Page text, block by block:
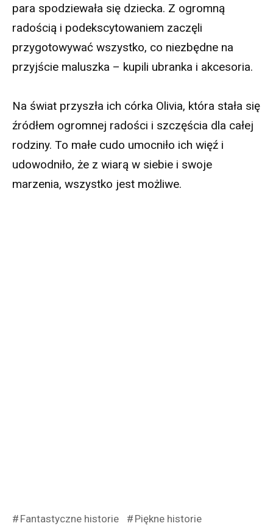
para spodziewała się dziecka. Z ogromną
radością i podekscytowaniem zaczęli
przygotowywać wszystko, co niezbędne na
przyjście maluszka – kupili ubranka i akcesoria.
Na świat przyszła ich córka Olivia, która stała się
źródłem ogromnej radości i szczęścia dla całej
rodziny. To małe cudo umocniło ich więź i
udowodniło, że z wiarą w siebie i swoje
marzenia, wszystko jest możliwe.
Fantastyczne historie Piękne historie